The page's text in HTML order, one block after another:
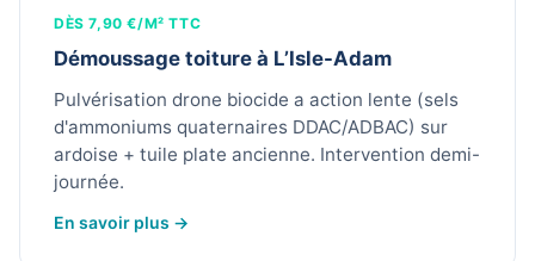
DÈS 7,90 €/M² TTC
Démoussage toiture à L’Isle-Adam
Pulvérisation drone biocide a action lente (sels
d'ammoniums quaternaires DDAC/ADBAC) sur
ardoise + tuile plate ancienne. Intervention demi-
journée.
En savoir plus →